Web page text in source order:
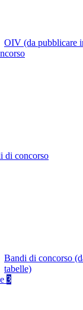
OIV (da pubblicare
di concorso
Bandi di concorso
tabelle)
3